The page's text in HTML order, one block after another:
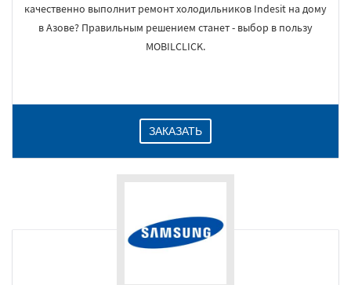
качественно выполнит ремонт холодильников Indesit на дому
в Азове? Правильным решением станет - выбор в пользу
MOBILCLICK.
ЗАКАЗАТЬ